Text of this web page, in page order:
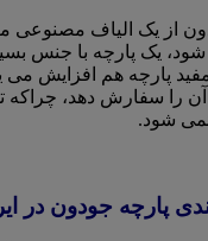
از یک الیاف مصنوعی
شود، یک پارچه با جنس
پارچه هم افزایش می
را سفارش دهد، چراکه
شود.
پارچه جودون در